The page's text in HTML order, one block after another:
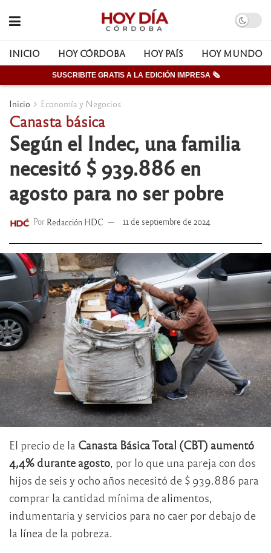
INICIO HOY CÓRDOBA HOY PAÍS HOY MUNDO
SUSCRIBITE GRATIS A LA EDICIÓN IMPRESA 🗞
Inicio Economía y Negocios
Canasta básica
Según el Indec, una familia
necesitó $ 939.886 en
agosto para no ser pobre
Por Redacción HDC 11 de septiembre de 2024
El precio de la Canasta Básica Total (CBT) aumentó
4,4% durante agosto , por lo que una pareja con dos
hijos de seis y ocho años necesitó de $ 939.886 para
comprar la cantidad mínima de alimentos,
indumentaria y servicios para no caer por debajo de
la línea de la pobreza.